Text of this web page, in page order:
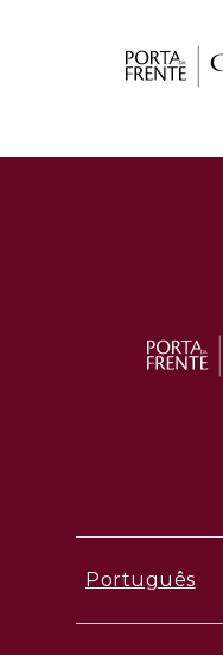
Português